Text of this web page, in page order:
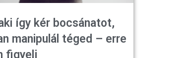
így kér bocsánatot,
manipulál téged – erre
figyelj